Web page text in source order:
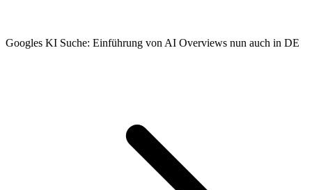
Googles KI Suche: Einführung von AI Overviews nun auch in DE